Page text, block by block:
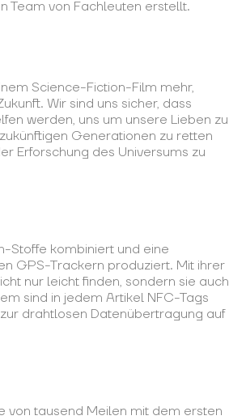
Team von Fachleuten erstellt.
Science-Fiction-Film mehr,
Wir sind uns sicher, dass
werden, uns um unsere Lieben zu
Generationen zu retten
Erforschung des Universums zu
Stoffe kombiniert und eine
GPS-Trackern produziert. Mit ihrer
nur leicht finden, sondern sie auch
sind in jedem Artikel NFC-Tags
drahtlosen Datenübertragung auf
von tausend Meilen mit dem ersten